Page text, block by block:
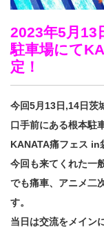
2023年5月13
駐車場にて
定！
今回5月13日,14日茨
口手前にある根本駐
KANATA痛フェス in
今回も来てくれた一
でも痛車、アニメ二
す。
当日は交流をメイン